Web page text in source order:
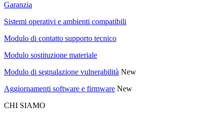
Garanzia
Sistemi operativi e ambienti compatibili
Modulo di contatto supporto tecnico
Modulo sostituzione materiale
Modulo di segnalazione vulnerabilità New
Aggiornamenti software e firmware New
CHI SIAMO